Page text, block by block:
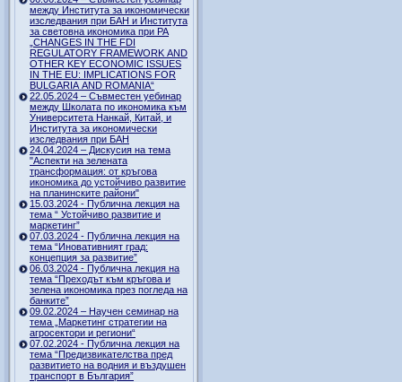
между Института за икономически
изследвания при БАН и Института
за световна икономика при РА
„CHANGES IN THE FDI
REGULATORY FRAMEWORK AND
OTHER KEY ECONOMIC ISSUES
IN THE EU: IMPLICATIONS FOR
BULGARIA AND ROMANIA“
22.05.2024 – Съвместен уебинар
между Школата по икономика към
Университета Нанкай, Китай, и
Института за икономически
изследвания при БАН
24.04.2024 – Дискусия на тема
"Аспекти на зелената
трансформация: от кръгова
икономика до устойчиво развитие
на планинските райони"
15.03.2024 - Публична лекция на
тема “ Устойчиво развитие и
маркетинг”
07.03.2024 - Публична лекция на
тема “Иновативният град:
концепция за развитие”
06.03.2024 - Публична лекция на
тема “Преходът към кръгова и
зелена икономика през погледа на
банките”
09.02.2024 – Научен семинар на
тема „Маркетинг стратегии на
агросектори и региони“
07.02.2024 - Публична лекция на
тема “Предизвикателства пред
развитието на водния и въздушен
транспорт в България”